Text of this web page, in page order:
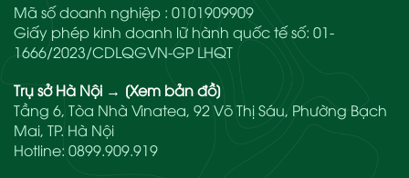
Mã số doanh nghiệp : 0101909909
Giấy phép kinh doanh lữ hành quốc tế số: 01-
1666/2023/CDLQGVN-GP LHQT
Trụ sở Hà Nội → [Xem bản đồ]
Tầng 6, Tòa Nhà Vinatea, 92 Võ Thị Sáu, Phường Bạch
Mai, TP. Hà Nội
Hotline: 0899.909.919